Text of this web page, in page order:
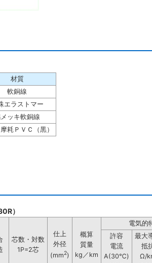
材質
軟銅線
エラストマー
ッキ軟銅線
耗ＰＶＣ（黒）
）
芯数・対数
1P=2芯
仕上
外径
(mm2)
概算
質量
kg／km
電気的
許容
電流
A(30℃)
最大
抵
Ω/